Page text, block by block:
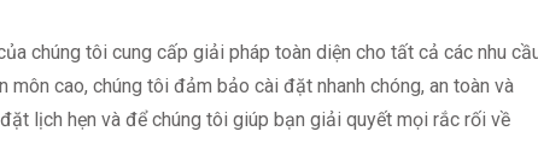
chúng tôi cung cấp giải pháp toàn diện cho tất cả các nhu
cao, chúng tôi đảm bảo cài đặt nhanh chóng, an toàn và
lịch hẹn và để chúng tôi giúp bạn giải quyết mọi rắc rối về